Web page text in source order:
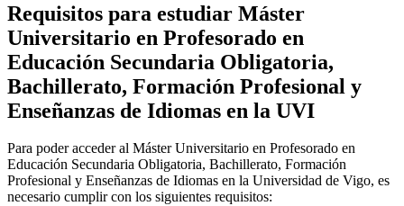
Requisitos para estudiar Máster
Universitario en Profesorado en
Educación Secundaria Obligatoria,
Bachillerato, Formación Profesional y
Enseñanzas de Idiomas en la UVI
Para poder acceder al Máster Universitario en Profesorado en
Educación Secundaria Obligatoria, Bachillerato, Formación
Profesional y Enseñanzas de Idiomas en la Universidad de Vigo, es
necesario cumplir con los siguientes requisitos: